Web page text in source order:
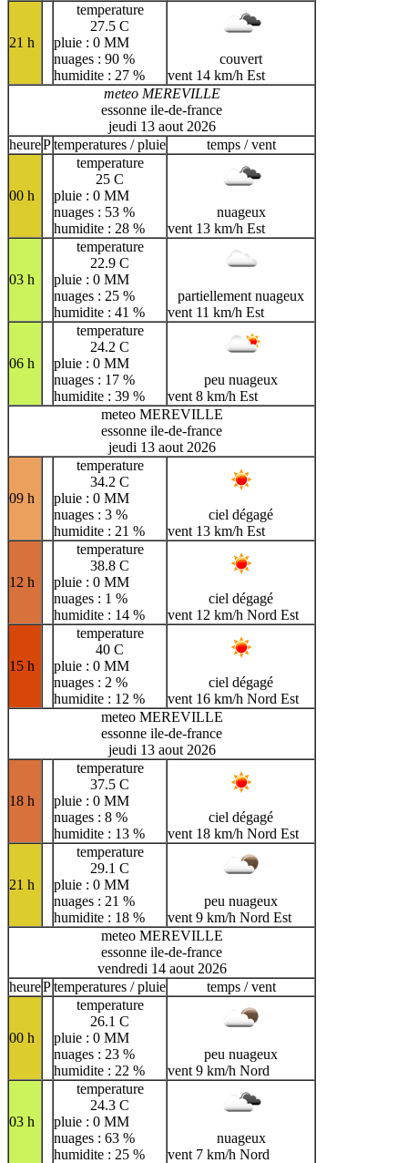
21 h
temperature
27.5 C
pluie : 0 MM
nuages : 90 %
humidite : 27 %
couvert
vent 14 km/h Est
meteo MEREVILLE
essonne ile-de-france
jeudi 13 aout 2026
heurePtemperatures / pluie temps / vent
00 h
temperature
25 C
pluie : 0 MM
nuages : 53 %
humidite : 28 %
nuageux
vent 13 km/h Est
03 h
temperature
22.9 C
pluie : 0 MM
nuages : 25 %
humidite : 41 %
partiellement nuageux
vent 11 km/h Est
06 h
temperature
24.2 C
pluie : 0 MM
nuages : 17 %
humidite : 39 %
peu nuageux
vent 8 km/h Est
meteo MEREVILLE
essonne ile-de-france
jeudi 13 aout 2026
09 h
temperature
34.2 C
pluie : 0 MM
nuages : 3 %
humidite : 21 %
ciel dégagé
vent 13 km/h Est
12 h
temperature
38.8 C
pluie : 0 MM
nuages : 1 %
humidite : 14 %
ciel dégagé
vent 12 km/h Nord Est
15 h
temperature
40 C
pluie : 0 MM
nuages : 2 %
humidite : 12 %
ciel dégagé
vent 16 km/h Nord Est
meteo MEREVILLE
essonne ile-de-france
jeudi 13 aout 2026
18 h
temperature
37.5 C
pluie : 0 MM
nuages : 8 %
humidite : 13 %
ciel dégagé
vent 18 km/h Nord Est
21 h
temperature
29.1 C
pluie : 0 MM
nuages : 21 %
humidite : 18 %
peu nuageux
vent 9 km/h Nord Est
meteo MEREVILLE
essonne ile-de-france
vendredi 14 aout 2026
heurePtemperatures / pluie temps / vent
00 h
temperature
26.1 C
pluie : 0 MM
nuages : 23 %
humidite : 22 %
peu nuageux
vent 9 km/h Nord
03 h
temperature
24.3 C
pluie : 0 MM
nuages : 63 %
humidite : 25 %
nuageux
vent 7 km/h Nord